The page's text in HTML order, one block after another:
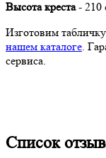
Высота креста- 210
Изготовим
нашем каталоге.
сервиса.
Список